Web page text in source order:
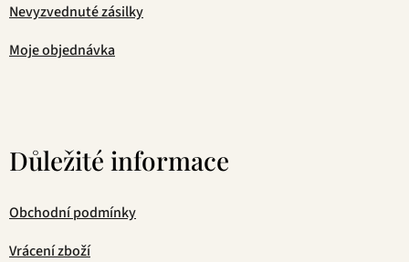
Nevyzvednuté zásilky
Moje objednávka
Důležité informace
Obchodní podmínky
Vrácení zboží